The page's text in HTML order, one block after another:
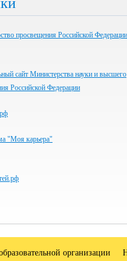
просвещения Российской Федерации
сайт Министерства науки и высшего
Российской Федерации
"Моя карьера"
организации